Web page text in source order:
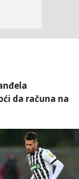
da računa na